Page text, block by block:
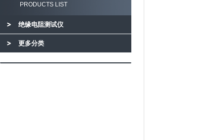
PRODUCTS LIST
绝缘电阻测试仪
更多分类